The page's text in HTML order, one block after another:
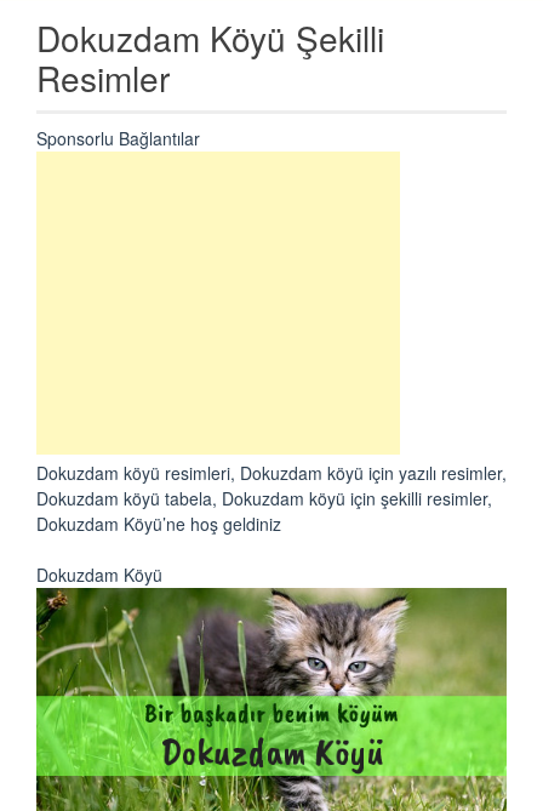
Dokuzdam Köyü Şekilli
Resimler
Sponsorlu Bağlantılar
Dokuzdam köyü resimleri, Dokuzdam köyü için yazılı resimler,
Dokuzdam köyü tabela, Dokuzdam köyü için şekilli resimler,
Dokuzdam Köyü’ne hoş geldiniz
Dokuzdam Köyü